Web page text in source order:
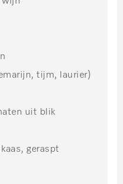
tijm, laurier)
uit blik
geraspt